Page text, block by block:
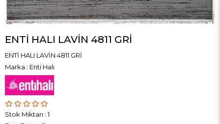
ENTİ HALI LAVİN 4811 GRİ
ENTİ HALI LAVİN 4811 GRİ
Marka : Enti Halı
Stok Miktarı : 1